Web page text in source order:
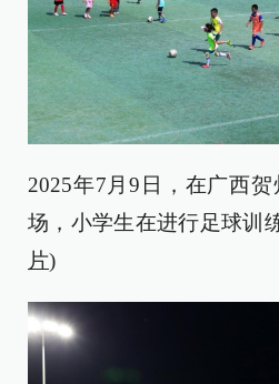
2025年7月9日，在广西
场，小学生在进行足球训
片)